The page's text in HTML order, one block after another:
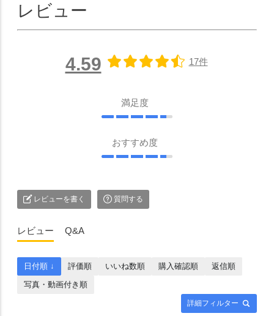
レビュー
4.59 17件
満足度
おすすめ度
レビューを書く 質問する
レビュー Q&A
詳細フィルター
日付順 ↓ 評価順 いいね数順 購入確認順
返信順
写真・動画付き順